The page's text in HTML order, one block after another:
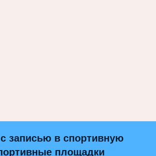
записью в спортивную
площадки